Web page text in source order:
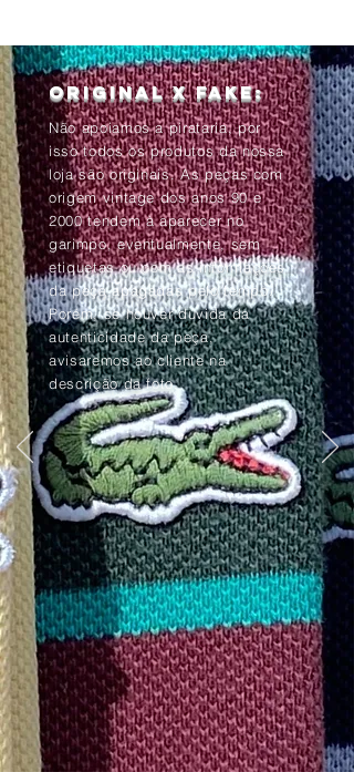
Original x Fake:
Não apoiamos a pirataria, por
isso todos os produtos da nossa
loja são originais. As peças com
origem vintage dos anos 90 e
2000 tendem à aparecer no
garimpo, eventualmente, sem
etiquetas ou com as informações
da peça apagadas pelo tempo.
Porém, se houver dúvida da
autenticidade da peça,
avisaremos ao cliente na
descrição da foto.